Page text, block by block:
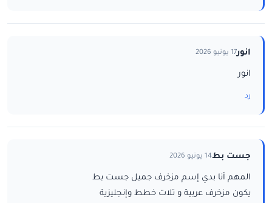
انور17 يونيو 2026
انور
رد
جست بط14 يونيو 2026
المهم أنا بدي إسم مزخرف جميل جست بط
يكون مزخرف عربية و تلات خطط وإنجليزية